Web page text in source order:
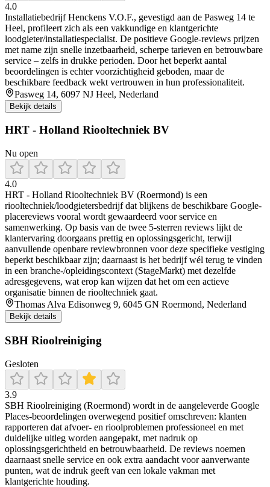
4.0
Installatiebedrijf Henckens V.O.F., gevestigd aan de Pasweg 14 te
Heel, profileert zich als een vakkundige en klantgerichte
loodgieter/installatiespecialist. De positieve Google-reviews prijzen
met name zijn snelle inzetbaarheid, scherpe tarieven en betrouwbare
service – zelfs in drukke perioden. Door het beperkt aantal
beoordelingen is echter voorzichtigheid geboden, maar de
beschikbare feedback wekt vertrouwen in hun professionaliteit.
Pasweg 14, 6097 NJ Heel, Nederland
Bekijk details
HRT - Holland Riooltechniek BV
Nu open
4.0
HRT - Holland Riooltechniek BV (Roermond) is een
riooltechniek/loodgietersbedrijf dat blijkens de beschikbare Google-
placereviews vooral wordt gewaardeerd voor service en
samenwerking. Op basis van de twee 5-sterren reviews lijkt de
klantervaring doorgaans prettig en oplossingsgericht, terwijl
aanvullende openbare reviewbronnen voor deze specifieke vestiging
beperkt beschikbaar zijn; daarnaast is het bedrijf wél terug te vinden
in een branche-/opleidingscontext (StageMarkt) met dezelfde
adresgegevens, wat erop kan wijzen dat het om een actieve
organisatie binnen de riooltechniek gaat.
Thomas Alva Edisonweg 9, 6045 GN Roermond, Nederland
Bekijk details
SBH Rioolreiniging
Gesloten
3.9
SBH Rioolreiniging (Roermond) wordt in de aangeleverde Google
Places-beoordelingen overwegend positief omschreven: klanten
rapporteren dat afvoer- en rioolproblemen professioneel en met
duidelijke uitleg worden aangepakt, met nadruk op
oplossingsgerichtheid en betrouwbaarheid. De reviews noemen
daarnaast snelle service en ook extra aandacht voor aanverwante
punten, wat de indruk geeft van een lokale vakman met
klantgerichte houding.